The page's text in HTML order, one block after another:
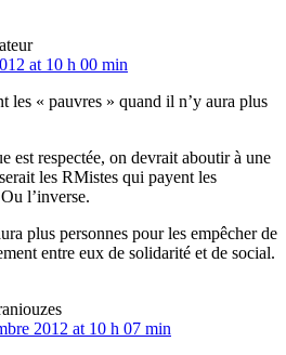
at 10 h 00 min
les « pauvres » quand il n’y aura plus
est respectée, on devrait aboutir à une
les RMistes qui payent les
l’inverse.
plus personnes pour les empêcher de
entre eux de solidarité et de social.
2012 at 10 h 07 min